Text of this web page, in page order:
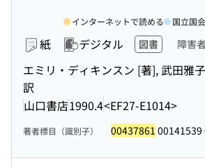
紙 デジタル 図書 障害
エミリ・ディキンスン [著], 武田雅
訳
山口書店1990.4<EF27-E1014>
インターネットで読める 国立国
著者標目（識別子） 00437861 00141539